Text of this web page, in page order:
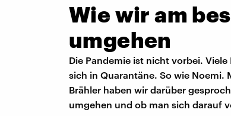
Wie wir am
umgehen
Die Pandemie ist nicht vorbei.
sich in Quarantäne. So wie
Brähler haben wir darüber
umgehen und ob man sich darauf